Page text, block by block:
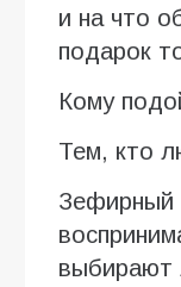
и на что
подарок
Кому
Тем, кто
Зефирный
выбирают